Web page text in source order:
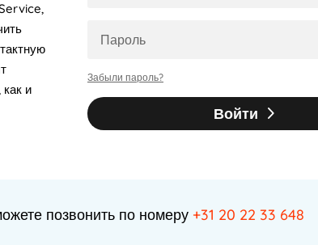
и
Забыли пароль?
Войти
позвонить по номеру +31 20 22 33 648